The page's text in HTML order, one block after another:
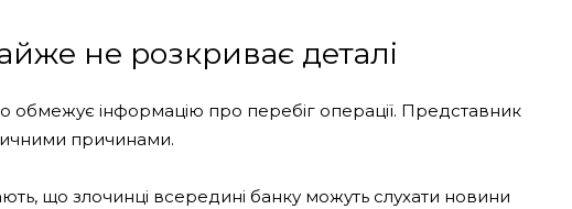
не розкриває деталі
обмежує інформацію про перебіг операції. Представник
причинами.
що злочинці всередині банку можуть слухати новини